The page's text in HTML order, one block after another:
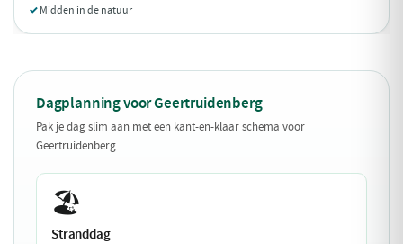
Midden in de natuur
Dagplanning voor Geertruidenberg
Pak je dag slim aan met een kant-en-klaar schema voor
Geertruidenberg.
🏖️
Stranddag